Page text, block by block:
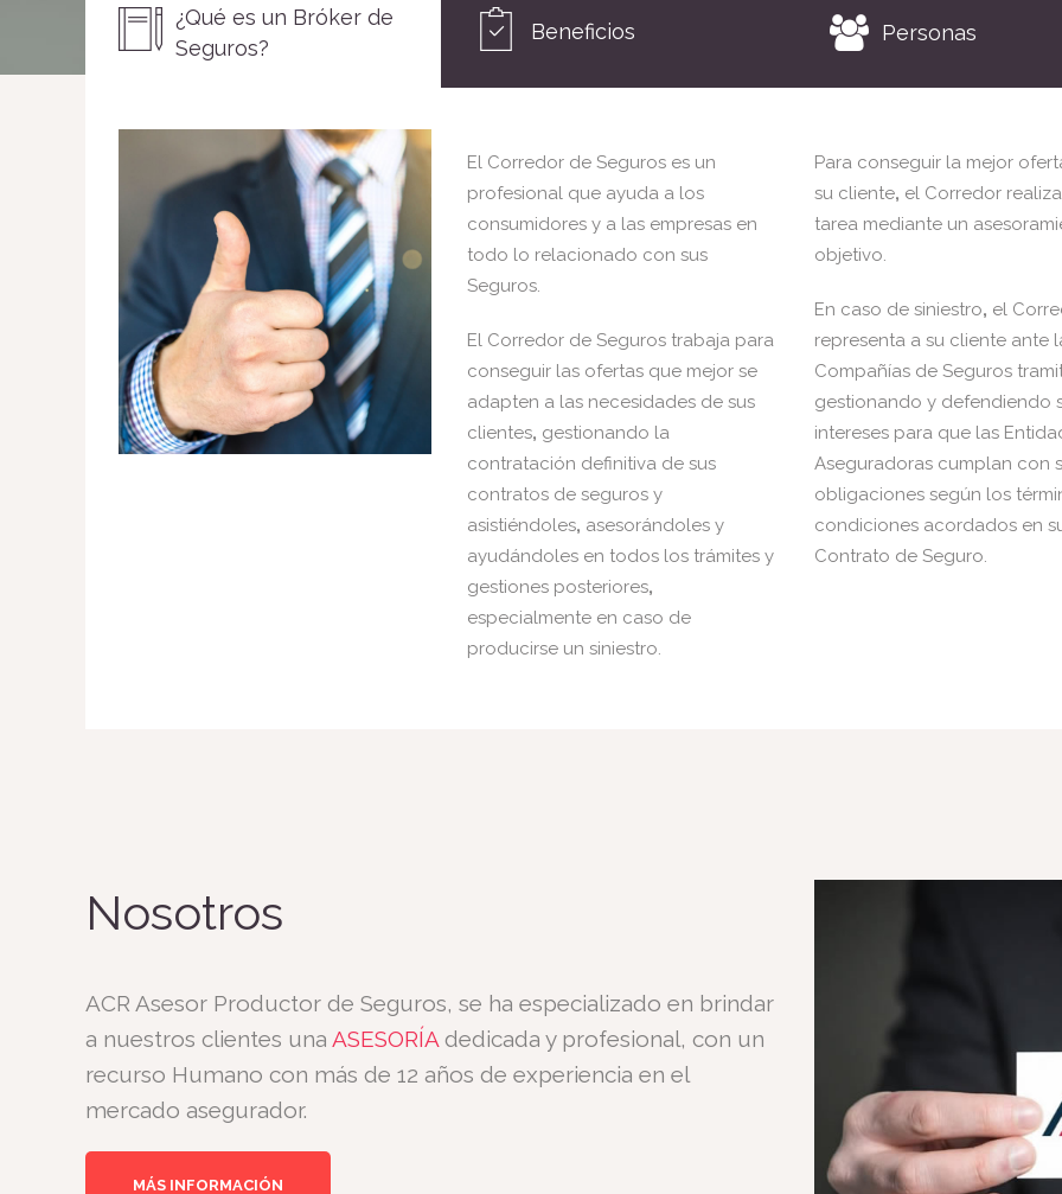
¿Qué es un Bróker de
Seguros?
Beneficios Personas
El Corredor de Seguros es un
profesional que ayuda a los
consumidores y a las empresas en
todo lo relacionado con sus
Seguros.
El Corredor de Seguros trabaja para
conseguir las ofertas que mejor se
adapten a las necesidades de sus
clientes, gestionando la
contratación definitiva de sus
contratos de seguros y
asistiéndoles, asesorándoles y
ayudándoles en todos los trámites y
gestiones posteriores,
especialmente en caso de
producirse un siniestro.
Para conseguir la mejor
su cliente, el Corredor
tarea mediante un
objetivo.
En caso de siniestro, el
representa a su cliente ante
Compañías de Seguros
gestionando y defendiendo
intereses para que las
Aseguradoras cumplan con
obligaciones según los
condiciones acordados en
Contrato de Seguro.
Nosotros
ACR Asesor Productor de Seguros, se ha especializado en brindar
a nuestros clientes una ASESORÍA dedicada y profesional, con un
recurso Humano con más de 12 años de experiencia en el
mercado asegurador.
MÁS INFORMACIÓN